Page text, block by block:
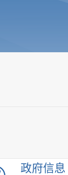
政府信息